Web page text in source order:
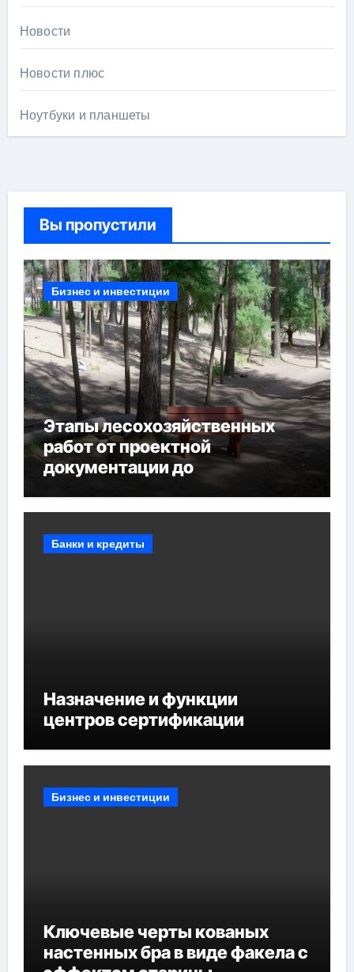
Новости
Новости плюс
Ноутбуки и планшеты
Вы пропустили
Бизнес и инвестиции
Этапы лесохозяйственных
работ от проектной
документации до
мероприятий и обустройства
Банки и кредиты
Назначение и функции
центров сертификации
Бизнес и инвестиции
Ключевые черты кованых
настенных бра в виде факела с